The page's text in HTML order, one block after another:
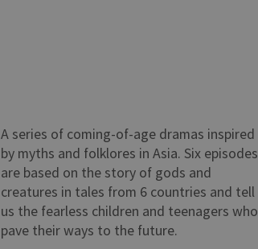
A series of coming-of-age dramas inspired
by myths and folklores in Asia. Six episodes
are based on the story of gods and
creatures in tales from 6 countries and tell
us the fearless children and teenagers who
pave their ways to the future.